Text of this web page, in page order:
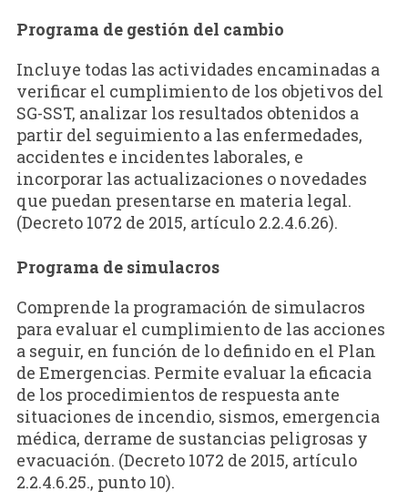
Programa de gestión del cambio
Incluye todas las actividades encaminadas a
verificar el cumplimiento de los objetivos del
SG-SST, analizar los resultados obtenidos a
partir del seguimiento a las enfermedades,
accidentes e incidentes laborales, e
incorporar las actualizaciones o novedades
que puedan presentarse en materia legal.
(Decreto 1072 de 2015, artículo 2.2.4.6.26).
Programa de simulacros
Comprende la programación de simulacros
para evaluar el cumplimiento de las acciones
a seguir, en función de lo definido en el Plan
de Emergencias. Permite evaluar la eficacia
de los procedimientos de respuesta ante
situaciones de incendio, sismos, emergencia
médica, derrame de sustancias peligrosas y
evacuación. (Decreto 1072 de 2015, artículo
2.2.4.6.25., punto 10).